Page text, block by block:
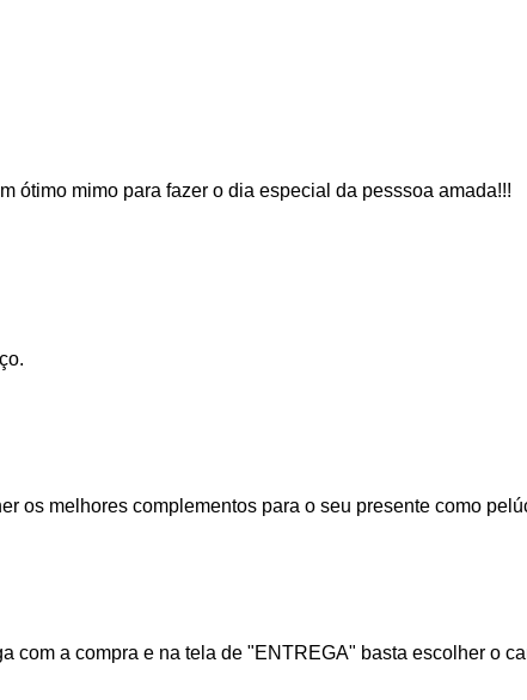
ótimo mimo para fazer o dia especial da pesssoa amada!!!
os melhores complementos para o seu presente como
com a compra e na tela de "ENTREGA" basta escolher o